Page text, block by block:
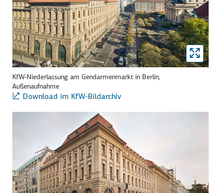
KfW-Niederlassung am Gendarmenmarkt in Berlin,
Außenaufnahme
Download im KfW-Bildarchiv